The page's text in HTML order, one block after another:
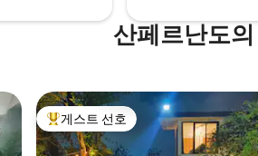
산페르난도
상위 게스트 선호
게스트 선호